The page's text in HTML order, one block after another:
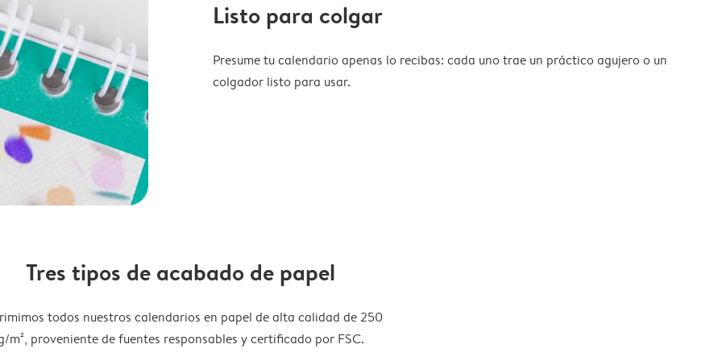
Listo para colgar
Presume tu calendario apenas lo recibas: cada uno trae un práctico agujero o un
colgador listo para usar.
Tres tipos de acabado de papel
todos nuestros calendarios en papel de alta calidad de 250
m², proveniente de fuentes responsables y certificado por FSC.